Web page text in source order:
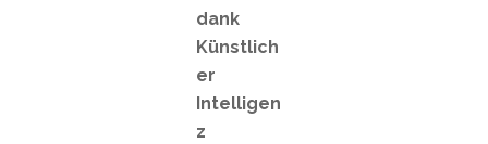
dank
Künstlich
er
Intelligen
z